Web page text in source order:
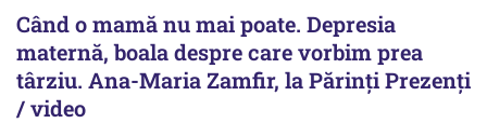
Când o mamă nu mai poate. Depresia
maternă, boala despre care vorbim prea
târziu. Ana-Maria Zamfir, la Părinți Prezenți
/ video